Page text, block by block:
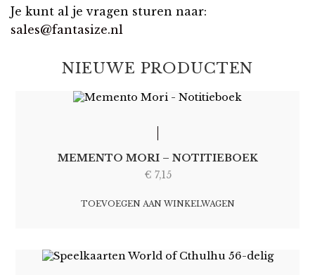
Je kunt al je vragen sturen naar:
sales@fantasize.nl
NIEUWE PRODUCTEN
MEMENTO MORI – NOTITIEBOEK
€ 7,15
TOEVOEGEN AAN WINKELWAGEN